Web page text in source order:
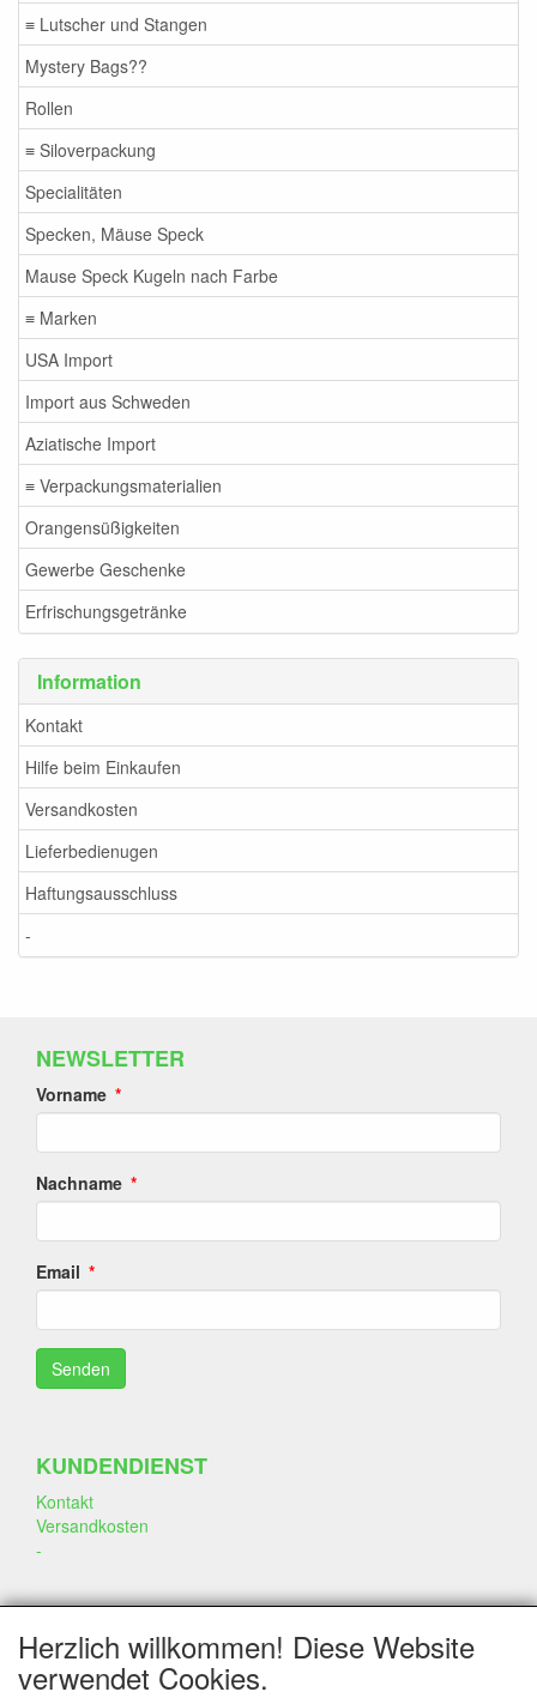
≡ Lutscher und Stangen
Mystery Bags??
Rollen
≡ Siloverpackung
Specialitäten
Specken, Mäuse Speck
Mause Speck Kugeln nach Farbe
≡ Marken
USA Import
Import aus Schweden
Aziatische Import
≡ Verpackungsmaterialien
Orangensüßigkeiten
Gewerbe Geschenke
Erfrischungsgetränke
Information
Kontakt
Hilfe beim Einkaufen
Versandkosten
Lieferbedienugen
Haftungsausschluss
-
NEWSLETTER
Vorname
Nachname
Email
KUNDENDIENST
Kontakt
Versandkosten
-
SOZIALEN MEDIEN
Herzlich willkommen! Diese Website
verwendet Cookies.